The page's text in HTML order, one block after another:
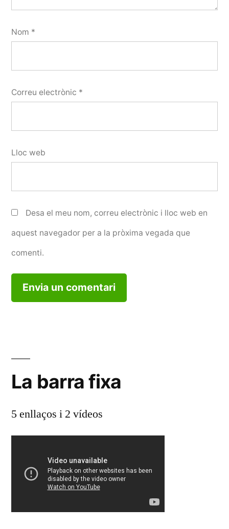
Nom *
Correu electrònic *
Lloc web
Desa el meu nom, correu electrònic i lloc web en
aquest navegador per a la pròxima vegada que
comenti.
La barra fixa
5 enllaços i 2 vídeos